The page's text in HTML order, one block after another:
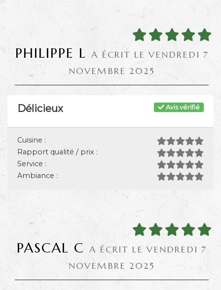
PHILIPPE L A ÉCRIT LE VENDREDI 7
NOVEMBRE 2025
Avis vérifié
Délicieux
Cuisine :
Rapport qualité / prix :
Service :
Ambiance :
PASCAL C A ÉCRIT LE VENDREDI 7
NOVEMBRE 2025